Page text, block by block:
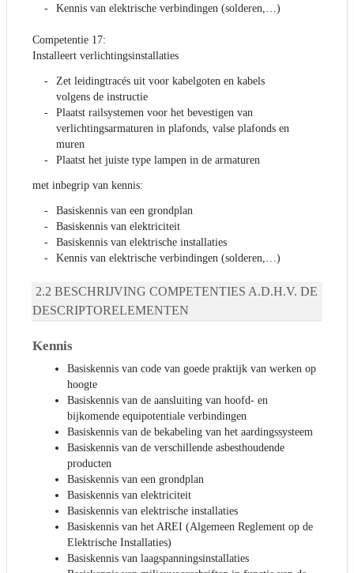
Kennis van elektrische verbindingen (solderen,…)
Competentie 17:
Installeert verlichtingsinstallaties
Zet leidingtracés uit voor kabelgoten en kabels
volgens de instructie
Plaatst railsystemen voor het bevestigen van
verlichtingsarmaturen in plafonds, valse plafonds en
muren
Plaatst het juiste type lampen in de armaturen
met inbegrip van kennis:
Basiskennis van een grondplan
Basiskennis van elektriciteit
Basiskennis van elektrische installaties
Kennis van elektrische verbindingen (solderen,…)
BESCHRIJVING COMPETENTIES A.D.H.V. DE
DESCRIPTORELEMENTEN
Kennis
Basiskennis van code van goede praktijk van werken op
hoogte
Basiskennis van de aansluiting van hoofd- en
bijkomende equipotentiale verbindingen
Basiskennis van de bekabeling van het aardingssysteem
Basiskennis van de verschillende asbesthoudende
producten
Basiskennis van een grondplan
Basiskennis van elektriciteit
Basiskennis van elektrische installaties
Basiskennis van het AREI (Algemeen Reglement op de
Elektrische Installaties)
Basiskennis van laagspanningsinstallaties